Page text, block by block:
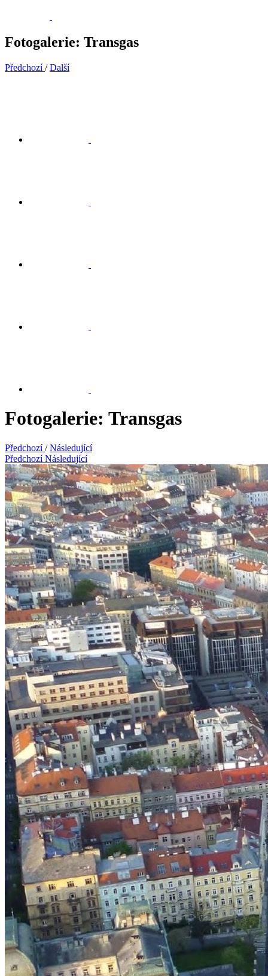
Fotogalerie: Transgas
Předchozí / Další
Fotogalerie: Transgas
Předchozí / Následující
Předchozí Následující